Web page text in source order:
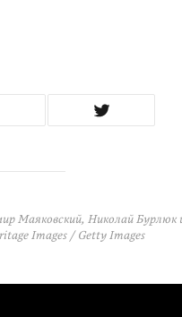
Маяковский, Николай Бурлюк
Images / Getty Images